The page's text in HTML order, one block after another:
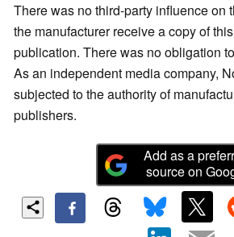
There was no third-party influence on
the manufacturer receive a copy of
publication. There was no obligation
As an independent media company,
subjected to the authority of
publishers.
Add as a
source on